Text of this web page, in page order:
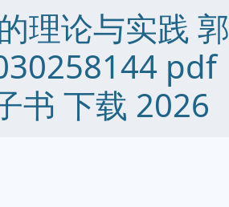
理论与实践 郭
pdf
书 下载 2026